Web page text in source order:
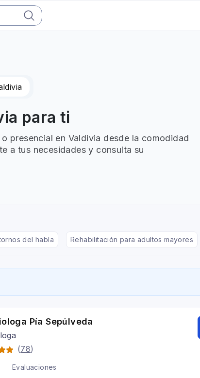
para ti
presencial en Valdivia desde la comodidad
a tus necesidades y consulta su
del habla Rehabilitación para adultos mayores
Pía Sepúlveda
(78)
Evaluaciones